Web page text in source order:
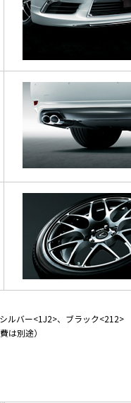
ルバー<1J2>、ブラック<212>
は別途）